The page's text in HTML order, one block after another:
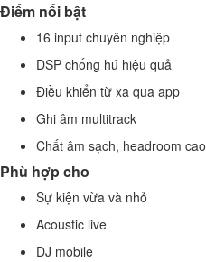
Điểm nổi bật
16 input chuyên nghiệp
DSP chống hú hiệu quả
Điều khiển từ xa qua app
Ghi âm multitrack
Chất âm sạch, headroom cao
Phù hợp cho
Sự kiện vừa và nhỏ
Acoustic live
DJ mobile